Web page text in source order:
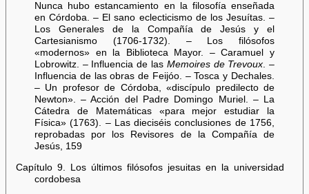
Nunca hubo estancamiento en la filosofía enseñada
en Córdoba. – El sano eclecticismo de los Jesuítas. –
Los Generales de la Compañía de Jesús y el
Cartesianismo (1706-1732). – Los filósofos
«modernos» en la Biblioteca Mayor. – Caramuel y
Lobrowitz. – Influencia de las Memoires de Trevoux. –
Influencia de las obras de Feijóo. – Tosca y Dechales.
– Un profesor de Córdoba, «discípulo predilecto de
Newton». – Acción del Padre Domingo Muriel. – La
Cátedra de Matemáticas «para mejor estudiar la
Física» (1763). – Las dieciséis conclusiones de 1756,
reprobadas por los Revisores de la Compañía de
Jesús, 159
Capítulo 9. Los últimos filósofos jesuitas en la universidad
cordobesa